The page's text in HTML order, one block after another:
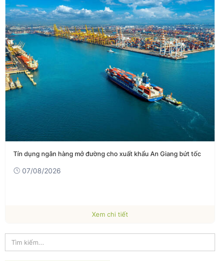
Tín dụng ngân hàng mở đường cho xuất khẩu An Giang bứt tốc
07/08/2026
Xem chi tiết